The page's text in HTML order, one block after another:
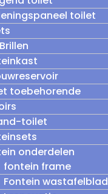
toilet
toebehorende
toilet
onderdelen
fontein frame
Fontein wastafelblad